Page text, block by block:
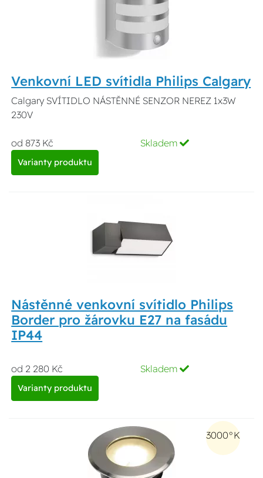
Venkovní LED svítidla Philips Calgary
Calgary SVÍTIDLO NÁSTĚNNÉ SENZOR NEREZ 1x3W
230V
od 873 Kč Skladem
Varianty produktu
Nástěnné venkovní svítidlo Philips
Border pro žárovku E27 na fasádu
IP44
od 2 280 Kč Skladem
Varianty produktu
3000°K